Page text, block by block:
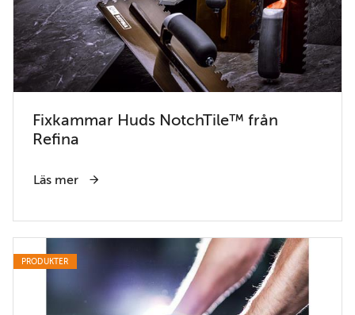
Fixkammar Huds NotchTile™ från
Refina
Läs mer
PRODUKTER